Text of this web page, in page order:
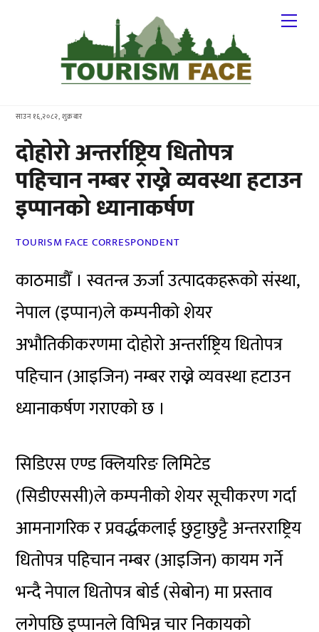
साउन १६,२०८२, शुक्रबार
दोहोरो अन्तर्राष्ट्रिय धितोपत्र
पहिचान नम्बर राख्ने व्यवस्था हटाउन
इप्पानको ध्यानाकर्षण
TOURISM FACE CORRESPONDENT
काठमाडौँ । स्वतन्त्र ऊर्जा उत्पादकहरूको संस्था,
नेपाल(इप्पान)लेकम्पनीको शेयर
अभौतिकीकरणमादोहोरोअन्तर्राष्ट्रियधितोपत्र
पहिचान(आइजिन)नम्बर राख्ने व्यवस्था हटाउन
ध्यानाकर्षण गराएको छ ।
सिडिएसएण्ड क्लियरिङ लिमिटेड
(सिडीएससी)लेकम्पनीको शेयरसूचीकरणगर्दा
आमनागरिक र प्रवर्द्धकलाई छुट्टाछुट्टैअन्तरराष्ट्रिय
धितोपत्र पहिचान नम्बर(आइजिन)कायम गर्ने
भन्दै नेपाल धितोपत्र बोर्ड(सेबोन)मा प्रस्ताव
लगेपछि इप्पानले विभिन्न चार निकायको